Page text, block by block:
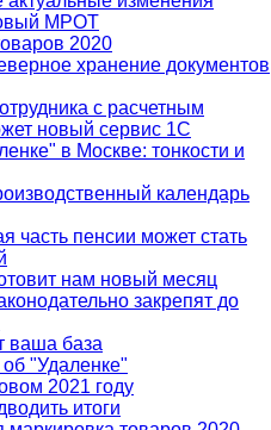
МРОТ
2020
хранение документов
с расчетным
новый сервис 1С
в Москве: тонкости и
календарь
часть пенсии может стать
нам новый месяц
закрепят до
ваша база
"Удаленке"
2021 году
итоги